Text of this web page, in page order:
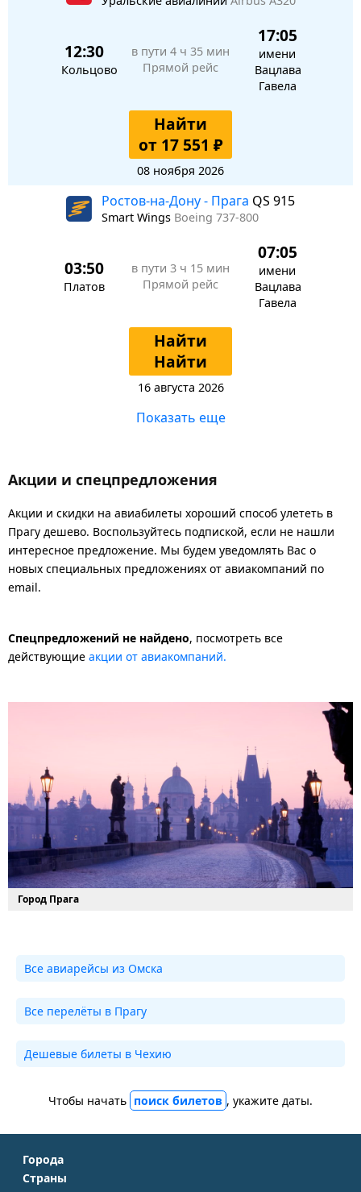
12:30
Кольцово
в пути 4 ч 35 мин
Прямой рейс
17:05
имени
Вацлава
Гавела
Найти
от 17 551 ₽
08 ноября 2026
Ростов-на-Дону - Прага QS 915
Smart Wings Boeing 737-800
03:50
Платов
в пути 3 ч 15 мин
Прямой рейс
07:05
имени
Вацлава
Гавела
Найти
Найти
16 августа 2026
Показать еще
Акции и спецпредложения
Акции и скидки на авиабилеты хороший способ улететь в
Прагу дешево. Воспользуйтесь подпиской, если не нашли
интересное предложение. Мы будем уведомлять Вас о
новых специальных предложениях от авиакомпаний по
email.
Спецпредложений не найдено, посмотреть все
действующие акции от авиакомпаний.
Город Прага
Все авиарейсы из Омска
Все перелёты в Прагу
Дешевые билеты в Чехию
Чтобы начать поиск билетов , укажите даты.
Города
Москва
Страны